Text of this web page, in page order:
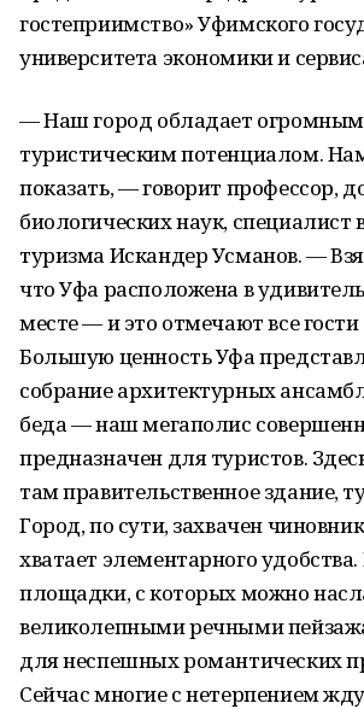
гостеприимство» Уфимского
университета экономики и
— Наш город обладает огромным
туристическим потенциалом.
показать, — говорит профессор,
биологических наук, специалист
туризма Искандер Усманов. —
что Уфа расположена в
месте — и это отмечают все
Большую ценность Уфа
собрание архитектурных
беда — наш мегаполис
предназначен для туристов.
там правительственное здание,
Город, по сути, захвачен
хватает элементарного
площадки, с которых можно
великолепными речными
для неспешных романтических
Сейчас многие с нетерпением